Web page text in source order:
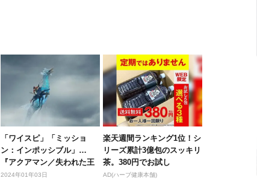
「ワイスピ」「ミッショ
ン：インポッシブル」…
『アクアマン／失われた王
国』と一緒に...
2024年01年03日
楽天週間ランキング1位！シ
リーズ累計3億包のスッキリ
茶。380円でお試し
AD(ハーブ健康本舗)